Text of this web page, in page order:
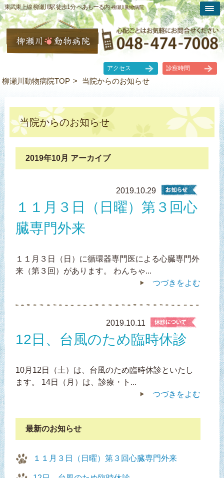
東武東上線 柳瀬川駅 徒歩1分 ぺあもーる内 -柳瀬川動物病院
アクセス 診察時間
柳瀬川動物病院TOP 当院からのお知らせ
当院からのお知らせ
2019年10月 アーカイブ
2019.10.29
１１月３日（日曜）第３回心
臓専門外来
１１月３日（日）に循環器専門医による心臓専門外
来（第３回）があります。 わんちゃ...
つづきをよむ
2019.10.11
12日、台風のため臨時休診
10月12日（土）は、台風のため臨時休診といたし
ます。 14日（月）は、診療・ト...
つづきをよむ
最新のお知らせ
１１月３日（日曜）第３回心臓専門外来